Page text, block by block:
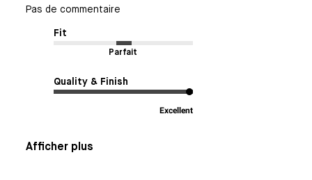
Pas de commentaire
Fit
Parfait
Quality & Finish
Excellent
Afficher plus